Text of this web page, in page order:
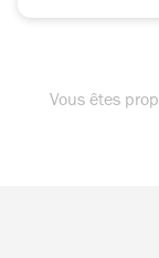
Vous êtes